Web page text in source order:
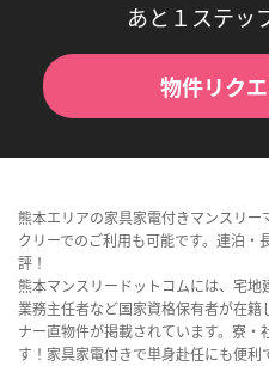
あと１ステッ
物件リク
熊本エリアの家具家電付きマンスリ
クリーでのご利用も可能です。連泊
評！
熊本マンスリードットコムには、宅
業務主任者など国家資格保有者が在
ナー直物件が掲載されています。寮
す！家具家電付きで単身赴任にも便利